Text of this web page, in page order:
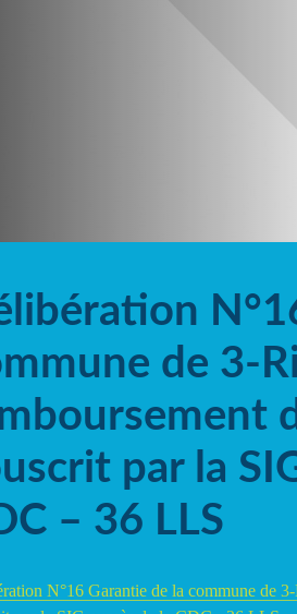
de 3-
par la
– 36 LLS
N°16 Garantie de la commune de